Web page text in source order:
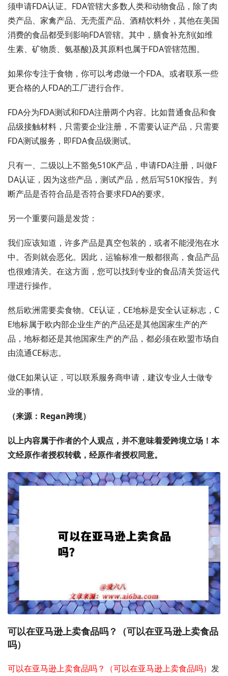
须申请FDA认证。FDA管辖大多数人类和动物食品，除了肉
类产品、家禽产品、无壳蛋产品、酒精饮料外，其他在美国
消费的食品都受到影响FDA管辖。其中，膳食补充剂(如维
生素、矿物质、氨基酸)及其原料也属于FDA管辖范围。
如果你专注于食物，你可以考虑做一个FDA。或者联系一些
更合格的人FDA的工厂进行合作。
FDA分为FDA测试和FDA注册两个内容。比如普通食品和食
品级接触材料，只需要企业注册，不需要认证产品，只需要
FDA测试服务，即FDA食品级测试。
只有一、二级以上不豁免510K产品，申请FDA注册，叫做F
DA认证，因为这些产品，测试产品，然后写510K报告。判
断产品是否符合品是否符合要求FDA的要求。
另一个重要问题是发货：
我们应该知道，许多产品是真空包装的，或者不能浸泡在水
中。否则就会恶化。因此，运输标准一般都很高，食品产品
也很难清关。在这方面，您可以找到专业的食品清关货运代
理进行操作。
然后欧洲需要卖食物。CE认证，CE地标是安全认证标志，C
E地标属于欧内部企业生产的产品还是其他国家生产的产
品，地标都还是其他国家生产的产品，都必须在欧盟市场自
由流通CE标志。
做CE如果认证，可以联系服务商申请，建议专业人士做专
业的事情。
（来源：Regan跨境）
以上内容属于作者的个人观点，并不意味着爱跨境立场！本
文经原作者授权转载，经原作者授权同意。
可以在亚马逊上卖食品吗？（可以在亚马逊上卖食品
吗）
可以在亚马逊上卖食品吗？（可以在亚马逊上卖食品吗） 发